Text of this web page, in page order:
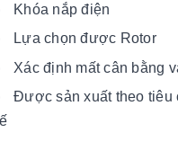
Khóa nắp điện
Lựa chọn được Rotor
Xác định mất cân bằng
Được sản xuất theo tiêu